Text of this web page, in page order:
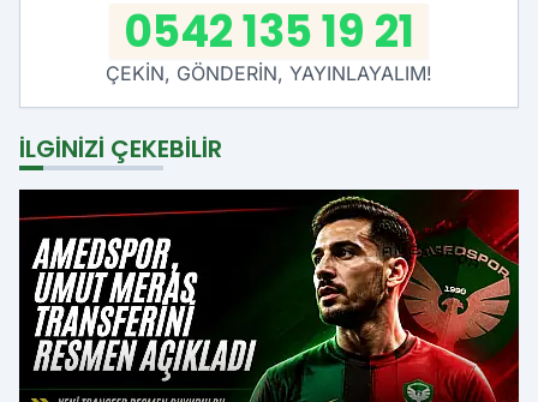
0542 135 19 21
ÇEKİN, GÖNDERİN, YAYINLAYALIM!
İLGINIZI ÇEKEBILIR